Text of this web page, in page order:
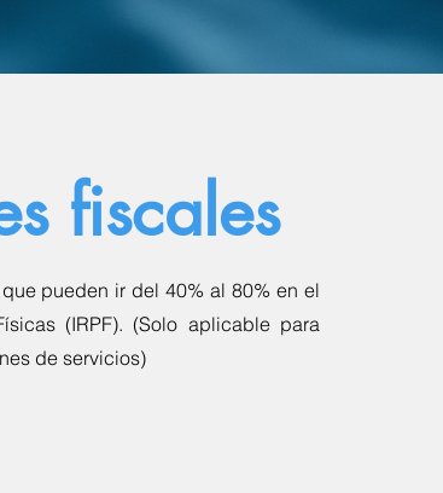
fiscales
pueden ir del 40% al 80% en el
(IRPF). (Solo aplicable para
de servicios)